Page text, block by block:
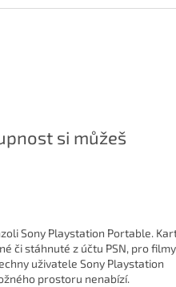
si můžeš
Sony Playstation Portable.
či stáhnuté z účtu PSN, pro
uživatele Sony Playstation
prostoru nenabízí.